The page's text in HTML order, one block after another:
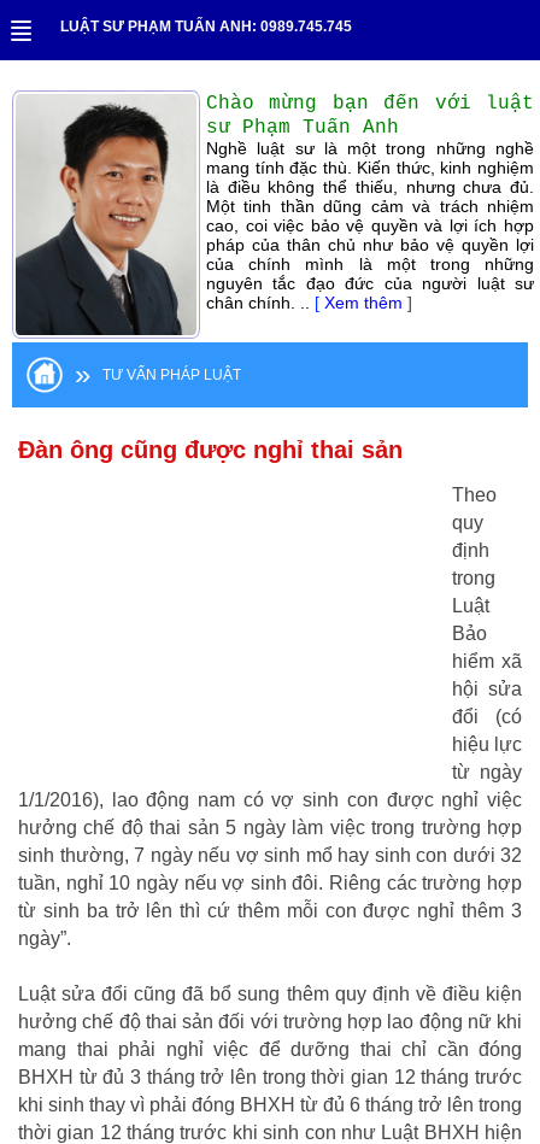
LUẬT SƯ PHẠM TUẤN ANH: 0989.745.745
Chào mừng bạn đến với luật
sư Phạm Tuấn Anh
Nghề luật sư là một trong những nghề
mang tính đặc thù. Kiến thức, kinh nghiệm
là điều không thể thiếu, nhưng chưa đủ.
Một tinh thần dũng cảm và trách nhiệm
cao, coi việc bảo vệ quyền và lợi ích hợp
pháp của thân chủ như bảo vệ quyền lợi
của chính mình là một trong những
nguyên tắc đạo đức của người luật sư
chân chính. .. [ Xem thêm ]
» TƯ VẤN PHÁP LUẬT
Đàn ông cũng được nghỉ thai sản
Theo
quy
định
trong
Luật
Bảo
hiểm xã
hội sửa
đổi (có
hiệu lực
từ ngày
1/1/2016), lao động nam có vợ sinh con được nghỉ việc
hưởng chế độ thai sản 5 ngày làm việc trong trường hợp
sinh thường, 7 ngày nếu vợ sinh mổ hay sinh con dưới 32
tuần, nghỉ 10 ngày nếu vợ sinh đôi. Riêng các trường hợp
từ sinh ba trở lên thì cứ thêm mỗi con được nghỉ thêm 3
ngày”.
Luật sửa đổi cũng đã bổ sung thêm quy định về điều kiện
hưởng chế độ thai sản đối với trường hợp lao động nữ khi
mang thai phải nghỉ việc để dưỡng thai chỉ cần đóng
BHXH từ đủ 3 tháng trở lên trong thời gian 12 tháng trước
khi sinh thay vì phải đóng BHXH từ đủ 6 tháng trở lên trong
thời gian 12 tháng trước khi sinh con như Luật BHXH hiện